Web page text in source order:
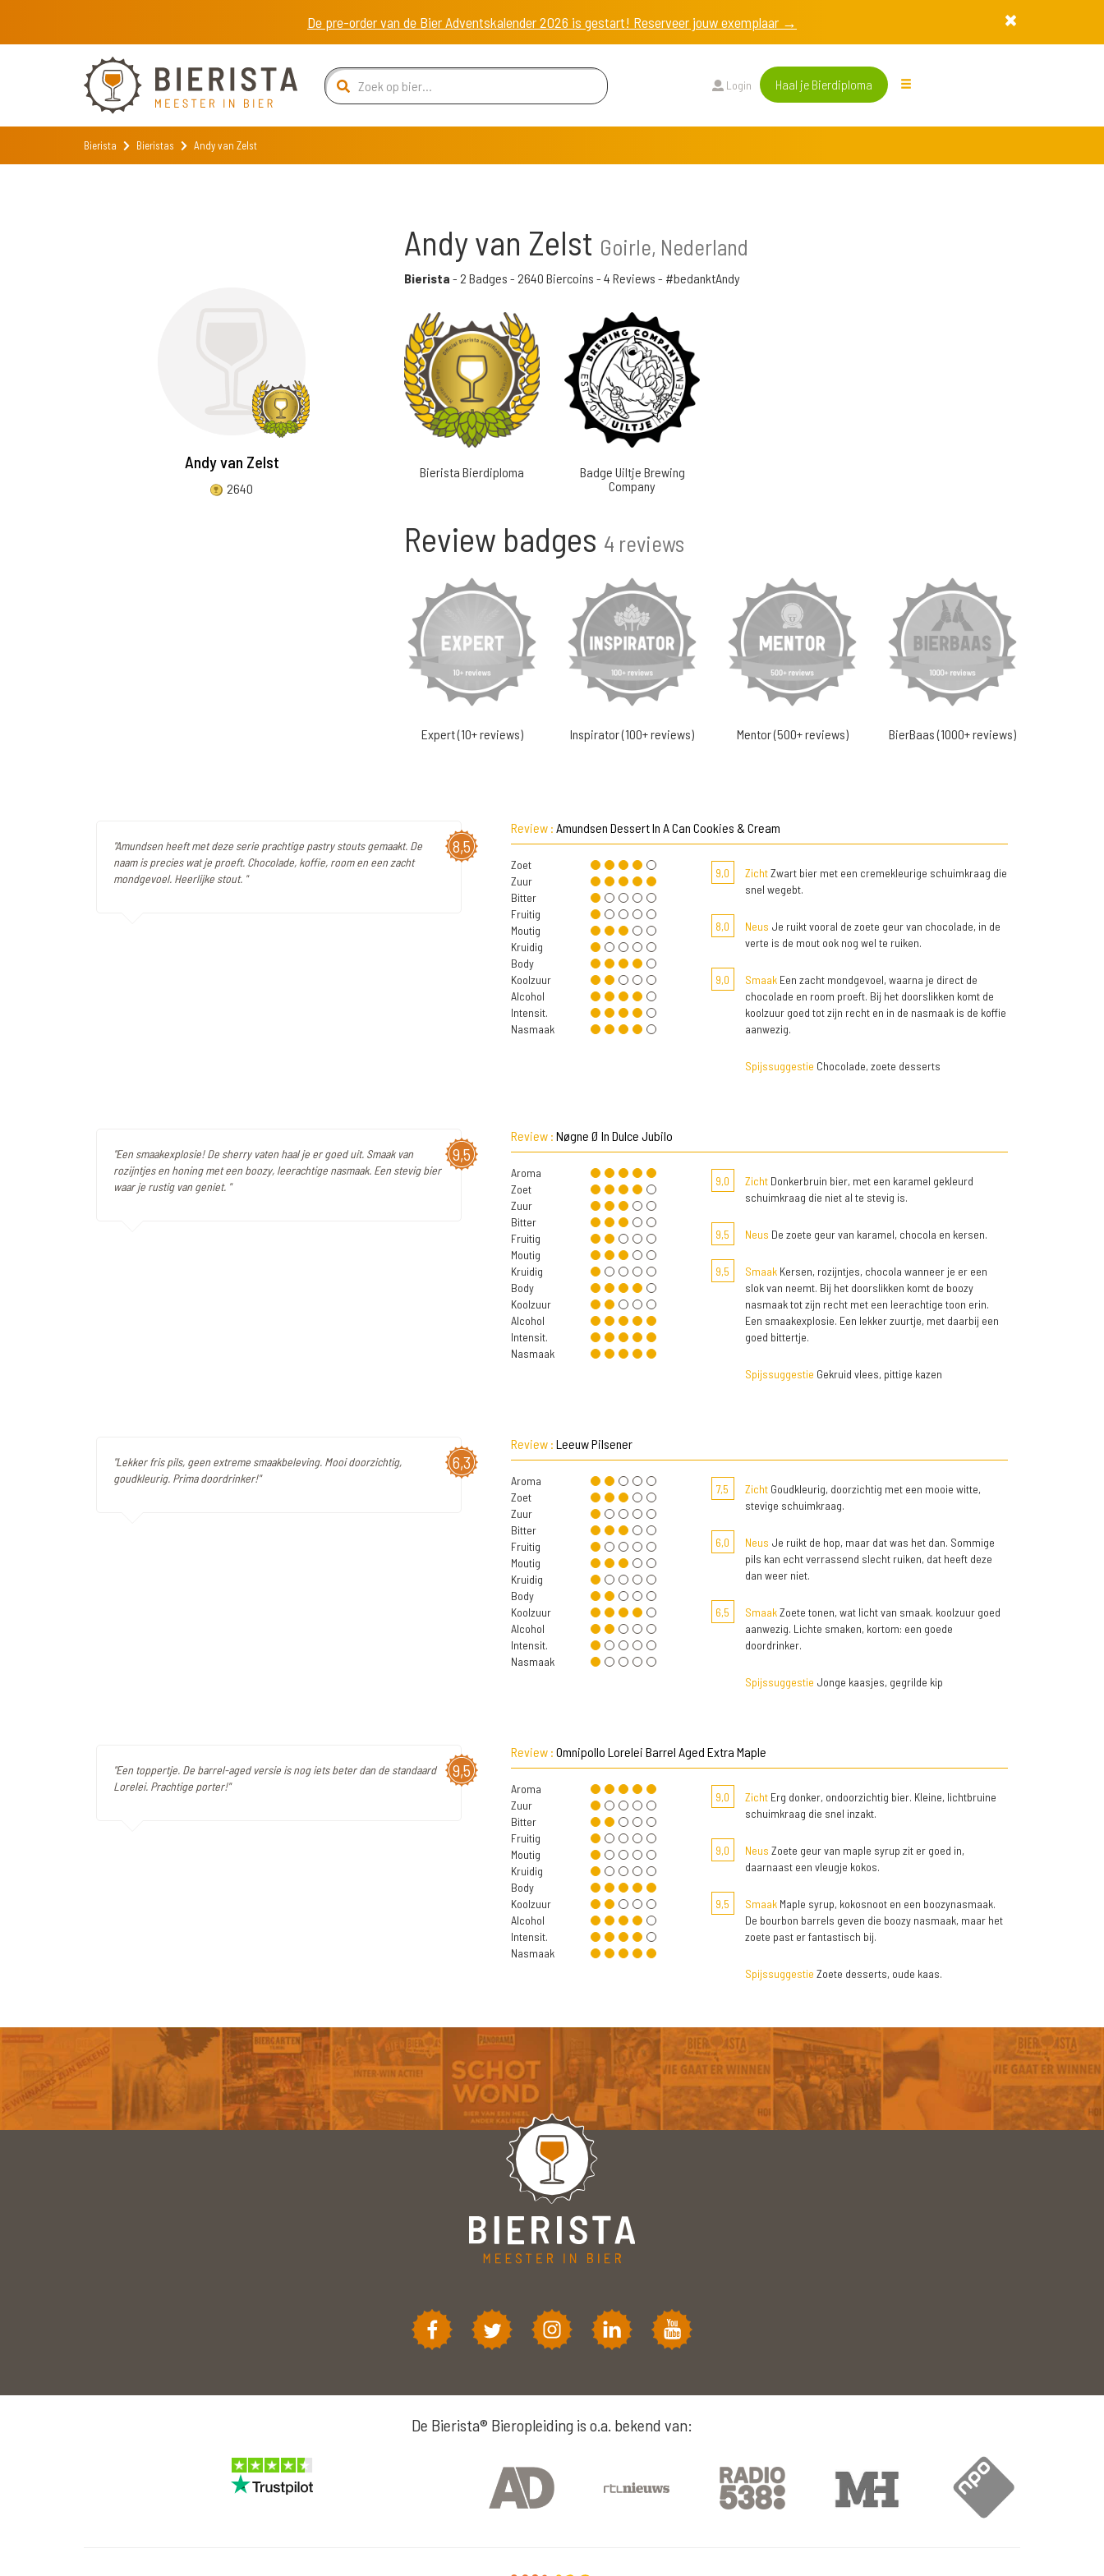
De pre-order van de Bier Adventskalender 2026 is gestart! Reserveer jouw exemplaar →
Login Haal je Bierdiploma
Bierista Bieristas Andy van Zelst
Andy van Zelst
2640
Andy van Zelst Goirle, Nederland
Bierista - 2 Badges - 2640 Biercoins - 4 Reviews - #bedanktAndy
Bierista Bierdiploma
Badge Uiltje Brewing
Company
Review badges 4 reviews
Expert (10+ reviews) Inspirator (100+ reviews) Mentor (500+ reviews) BierBaas (1000+ reviews)
8,5
"Amundsen heeft met deze serie prachtige pastry stouts gemaakt. De
naam is precies wat je proeft. Chocolade, koffie, room en een zacht
mondgevoel. Heerlijke stout. "
Review : Amundsen Dessert In A Can Cookies & Cream
Zoet
Zuur
Bitter
Fruitig
Moutig
Kruidig
Body
Koolzuur
Alcohol
Intensit.
Nasmaak
9,0 ZichtZwart bier met een cremekleurige schuimkraag die
snel wegebt.
8,0 Neus Je ruikt vooral de zoete geur van chocolade, in de
verte is de mout ook nog wel te ruiken.
9,0 SmaakEen zacht mondgevoel, waarna je direct de
chocolade en room proeft. Bij het doorslikken komt de
koolzuur goed tot zijn recht en in de nasmaak is de koffie
aanwezig.
Spijssuggestie Chocolade, zoete desserts
9,5
"Een smaakexplosie! De sherry vaten haal je er goed uit. Smaak van
rozijntjes en honing met een boozy, leerachtige nasmaak. Een stevig bier
waar je rustig van geniet. "
Review : Nøgne Ø In Dulce Jubilo
Aroma
Zoet
Zuur
Bitter
Fruitig
Moutig
Kruidig
Body
Koolzuur
Alcohol
Intensit.
Nasmaak
9,0 ZichtDonkerbruin bier, met een karamel gekleurd
schuimkraag die niet al te stevig is.
9,5 Neus De zoete geur van karamel, chocola en kersen.
9,5 SmaakKersen, rozijntjes, chocola wanneer je er een
slok van neemt. Bij het doorslikken komt de boozy
nasmaak tot zijn recht met een leerachtige toon erin.
Een smaakexplosie. Een lekker zuurtje, met daarbij een
goed bittertje.
Spijssuggestie Gekruid vlees, pittige kazen
6,3
"Lekker fris pils, geen extreme smaakbeleving. Mooi doorzichtig,
goudkleurig. Prima doordrinker!"
Review : Leeuw Pilsener
Aroma
Zoet
Zuur
Bitter
Fruitig
Moutig
Kruidig
Body
Koolzuur
Alcohol
Intensit.
Nasmaak
7,5 ZichtGoudkleurig, doorzichtig met een mooie witte,
stevige schuimkraag.
6,0 Neus Je ruikt de hop, maar dat was het dan. Sommige
pils kan echt verrassend slecht ruiken, dat heeft deze
dan weer niet.
6,5 SmaakZoete tonen, wat licht van smaak. koolzuur goed
aanwezig. Lichte smaken, kortom: een goede
doordrinker.
Spijssuggestie Jonge kaasjes, gegrilde kip
9,5
"Een toppertje. De barrel-aged versie is nog iets beter dan de standaard
Lorelei. Prachtige porter!"
Review : Omnipollo Lorelei Barrel Aged Extra Maple
Aroma
Zuur
Bitter
Fruitig
Moutig
Kruidig
Body
Koolzuur
Alcohol
Intensit.
Nasmaak
9,0 ZichtErg donker, ondoorzichtig bier. Kleine, lichtbruine
schuimkraag die snel inzakt.
9,0 Neus Zoete geur van maple syrup zit er goed in,
daarnaast een vleugje kokos.
9,5 SmaakMaple syrup, kokosnoot en een boozynasmaak.
De bourbon barrels geven die boozy nasmaak, maar het
zoete past er fantastisch bij.
Spijssuggestie Zoete desserts, oude kaas.
De Bierista® Bieropleiding is o.a. bekend van: